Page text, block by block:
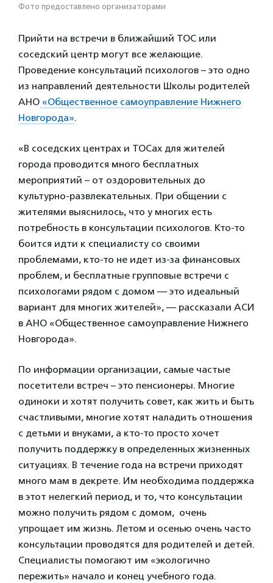
Фото предоставлено организаторами
Прийти на встречи в ближайший ТОС или
соседский центр могут все желающие.
Проведение консультаций психологов – это одно
из направлений деятельности Школы родителей
АНО «Общественное самоуправление Нижнего
Новгорода».
«В соседских центрах и ТОСах для жителей
города проводится много бесплатных
мероприятий – от оздоровительных до
культурно-развлекательных. При общении с
жителями выяснилось, что у многих есть
потребность в консультации психологов. Кто-то
боится идти к специалисту со своими
проблемами, кто-то не идет из-за финансовых
проблем, и бесплатные групповые встречи с
психологами рядом с домом — это идеальный
вариант для многих жителей», — рассказали АСИ
в АНО «Общественное самоуправление Нижнего
Новгорода».
По информации организации, самые частые
посетители встреч – это пенсионеры. Многие
одиноки и хотят получить совет, как жить и быть
счастливыми, многие хотят наладить отношения
с детьми и внуками, а кто-то просто хочет
получить поддержку в определенных жизненных
ситуациях. В течение года на встречи приходят
много мам в декрете. Им необходима поддержка
в этот нелегкий период, и то, что консультации
можно получить рядом с домом, очень
упрощает им жизнь. Летом и осенью очень часто
консультации проводятся для родителей и детей.
Специалисты помогают им «экологично
пережить» начало и конец учебного года.